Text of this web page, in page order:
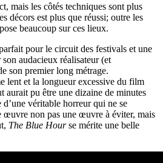
mais les côtés techniques sont plus
décors est plus que réussi; outre les
beaucoup sur ces lieux.
pour le circuit des festivals et une
audacieux réalisateur (et
son premier long métrage.
lent et la longueur excessive du film
aurait pu être une dizaine de minutes
véritable horreur qui ne se
œuvre non pas une œuvre à éviter, mais
The Blue Hourse mérite une belle